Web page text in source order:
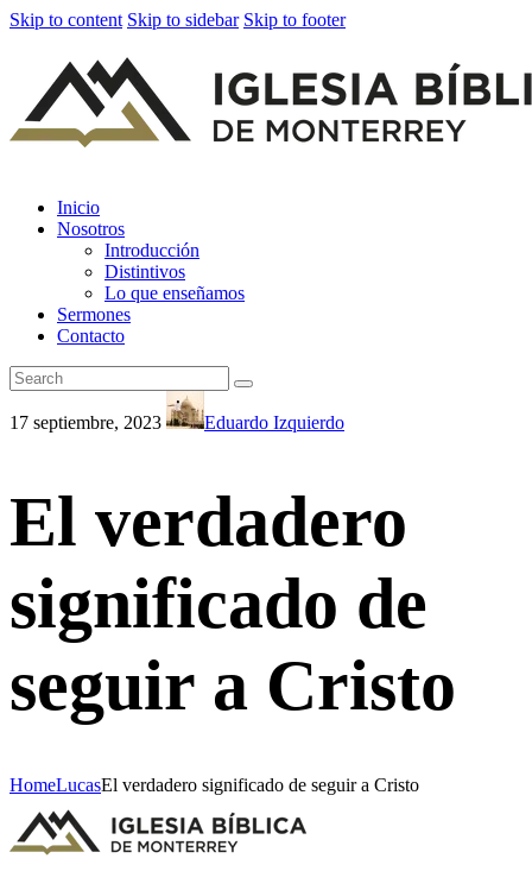
Skip to content Skip to sidebar Skip to footer
Inicio
Nosotros
Introducción
Distintivos
Lo que enseñamos
Sermones
Contacto
17 septiembre, 2023 Eduardo Izquierdo
El verdadero
significado de
seguir a Cristo
HomeLucasEl verdadero significado de seguir a Cristo